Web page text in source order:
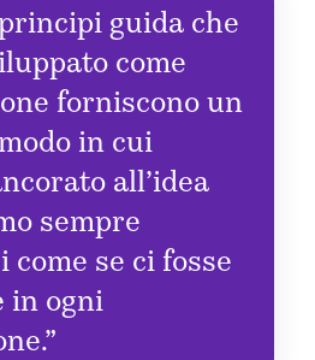
guida che
come
forniscono un
in cui
all’idea
sempre
se ci fosse
in ogni